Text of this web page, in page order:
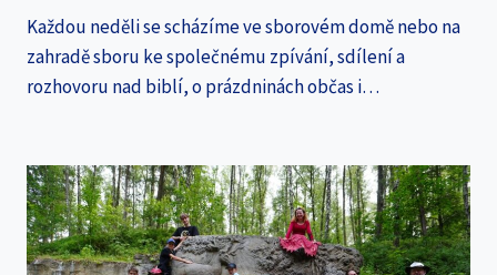
Každou neděli se scházíme ve sborovém domě nebo na
zahradě sboru ke společnému zpívání, sdílení a
rozhovoru nad biblí, o prázdninách občas i…